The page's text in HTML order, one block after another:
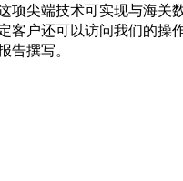
项尖端技术可实现与海关
客户还可以访问我们的操
告撰写。